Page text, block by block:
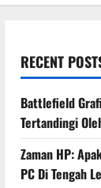
RECENT
Battlefield
Tertandingi
Zaman HP:
PC Di Tengah